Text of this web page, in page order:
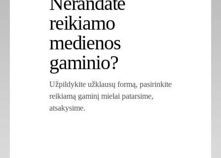
reikiamo
medienos
gaminio?
Užpildykite užklausų formą, pasirinkite
reikiamą gaminį mielai patarsime,
atsakysime.